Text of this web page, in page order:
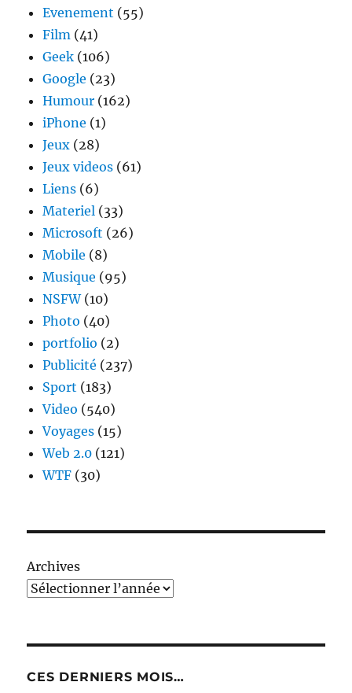
Evenement (55)
Film (41)
Geek (106)
Google (23)
Humour (162)
iPhone (1)
Jeux (28)
Jeux videos (61)
Liens (6)
Materiel (33)
Microsoft (26)
Mobile (8)
Musique (95)
NSFW(10)
Photo (40)
portfolio (2)
Publicité (237)
Sport (183)
Video (540)
Voyages (15)
Web 2.0 (121)
WTF (30)
Archives
CES DERNIERS MOIS…